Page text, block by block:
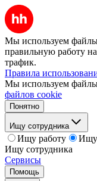
Мы используем файлы
правильную работу
трафик.
Правила
Мы используем
файлов cookie
Понятно
Ищу сотрудника
Ищу работу
Ищу
Ищу сотрудника
Сервисы
Помощь